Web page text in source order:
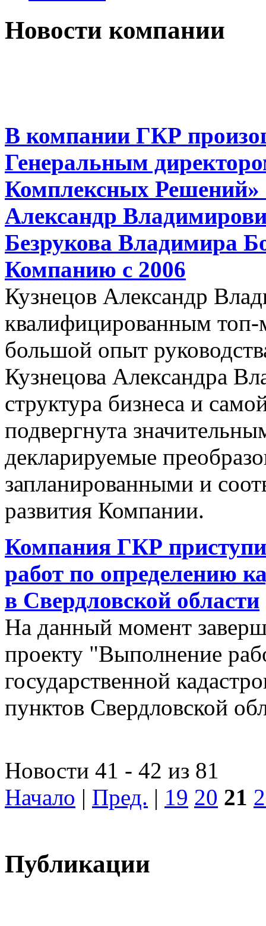
Новости компании
В компании ГКР
Генеральным
Комплексных Решений»
Александр
Безрукова Владимира
Компанию с 2006
Кузнецов Александр
квалифицированным
большой опыт
Кузнецова Александра
структура бизнеса и
подвергнута
декларируемые
запланированными и
развития Компании.
Компания ГКР
работ по определению
в Свердловской области
На данный момент
проекту "Выполнение
государственной
пунктов Свердловской
Новости 41 - 42 из 81
Начало | Пред. | 19 20 21
Публикации